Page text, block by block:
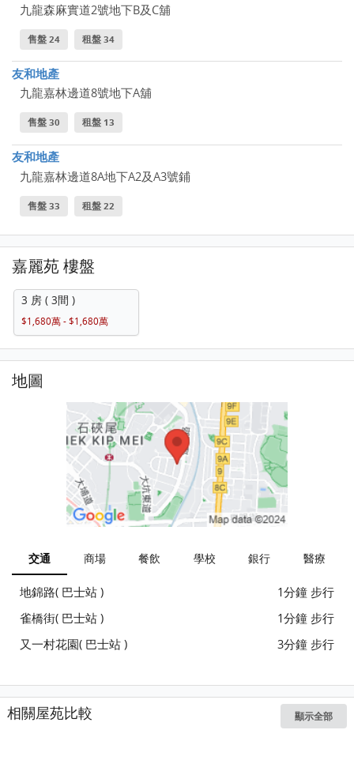
九龍森麻實道2號地下B及C舖
售盤 24 租盤 34
友和地產
九龍嘉林邊道8號地下A舖
售盤 30 租盤 13
友和地產
九龍嘉林邊道8A地下A2及A3號鋪
售盤 33 租盤 22
嘉麗苑 樓盤
3 房 ( 3間 )
$1,680萬 - $1,680萬
地圖
交通 商場 餐飲 學校 銀行 醫療
地錦路( 巴士站 )
1分鐘 步行
雀橋街( 巴士站 )
1分鐘 步行
又一村花園( 巴士站 )
3分鐘 步行
相關屋苑比較 顯示全部